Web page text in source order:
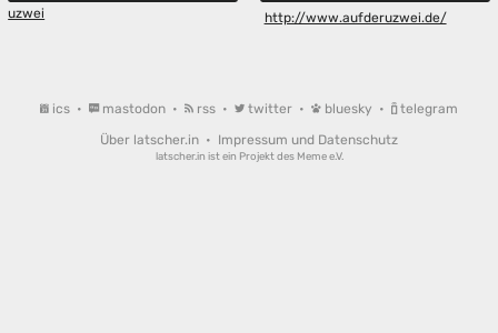
uzwei
http://www.aufderuzwei.de/
ics • mastodon • rss • twitter • bluesky •
telegram
Über latscher.in • Impressum und Datenschutz
latscher.in ist ein Projekt des Meme e.V.